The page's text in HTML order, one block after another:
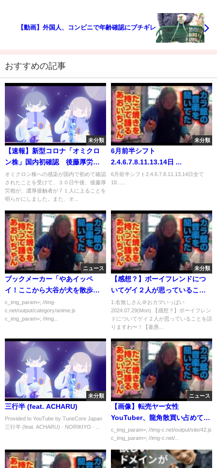
【動画】外国人、コンビニで年齢確認にブチギレ
おすすめの記事
未分類
【速報】新型コロナ「オミクロ
ン株」国内初確認 後藤厚労相
がコメント
オミクロン株への感染が国内で初めて確認
されたことを受けて、３０日午後、後藤厚
労相が、濃厚接触者が７１人に上ることを
明らかにしました。また、オ...
未分類
6月前半シフト
2.4.6.7.8.11.13.14日 ...
6月前半シフト2.4.6.7.8.11.13.14日全て
18......
ニュース
ブックメーカー「やあイッペ
イ！ここから大谷が犬を散歩し
ているのが見えるよ…今すぐ連
絡をくれ」
c_img_param=; //img-
c.net/output/category/anime.js
c_img_param=; //img...
未分類
【感想？】ボーイフレンドにつ
いてゲイ２人が思っていること
を語りますわ〜！【釜愚痴ホモ
恵】
1:名無しさん＠おカマいっぱい
2024.07.29(Mon) 【感想？】ボーイフレン
ドについてゲイ２人が思っていることを語
りますわ〜！【釜愚...
未分類
三行半 (feat. ACHARU)
Provided to YouTube by TuneCore Japan
三行半 (feat. ACHARU) · NORIKIYO · ...
ニュース
【画像】転売ヤー女性
YouTuber、龍角散買い占めてド
ヤるｗｗｗｗｗ
c_img_param=; //img-c.net/output/site/42.js
c_img_param=; //img-c.net/...